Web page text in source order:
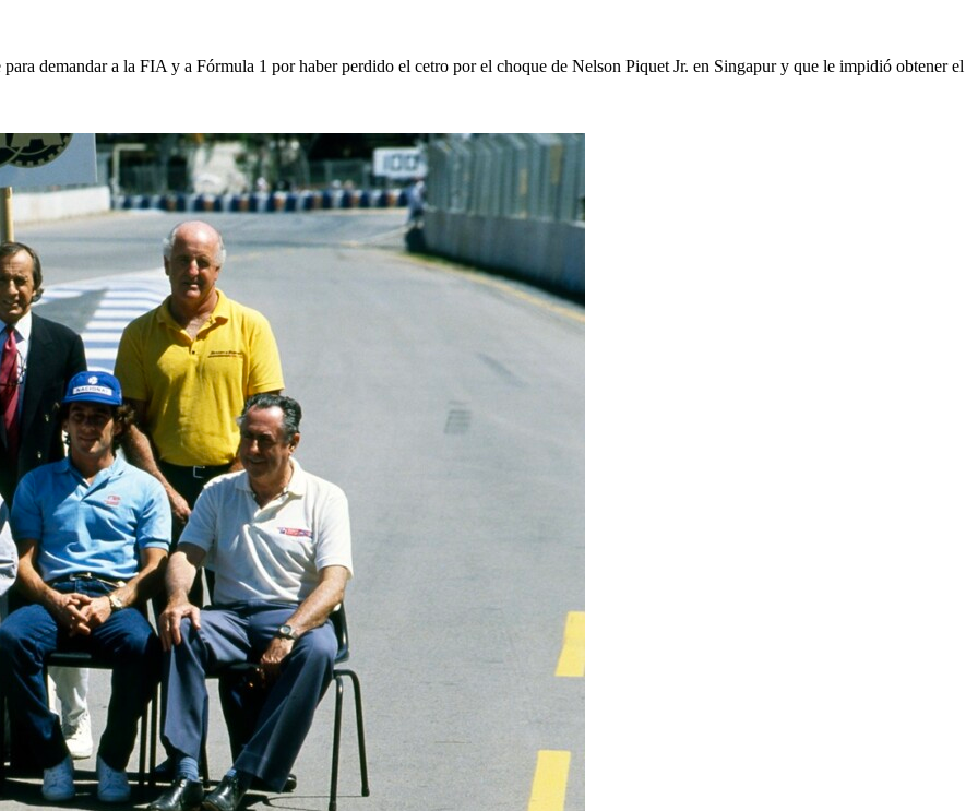
demandar a la FIA y a Fórmula 1 por haber perdido el cetro por el choque de Nelson Piquet Jr. en Singapur y que le impidió obtener el